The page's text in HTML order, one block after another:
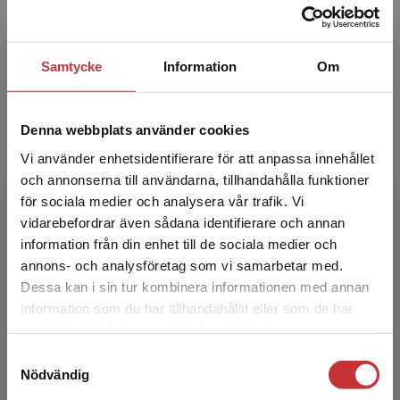
Samtycke Information Om
Denna webbplats använder cookies
Vi använder enhetsidentifierare för att anpassa innehållet
och annonserna till användarna, tillhandahålla funktioner
för sociala medier och analysera vår trafik. Vi
vidarebefordrar även sådana identifierare och annan
information från din enhet till de sociala medier och
annons- och analysföretag som vi samarbetar med.
Dessa kan i sin tur kombinera informationen med annan
information som du har tillhandahållit eller som de har
Nödvändig
Begränsad fraktregion
Det verkar som att du besöker
studentlitteratur.se via en enhet utanför Sverige.
Vi erbjuder inte leveranser utanför Sverige. För
att kunna slutföra ett köp måste
Christine Gustafsson är leg. sjuksköterska och
avhandlingen Närhet på d...
Anna Berg Jansson
Anna Berg Jansson är sociolog och lektor i
arbetsvetenskap vid Luleå tekniska universitet.
Hon bedriver forskning om relationen mellan